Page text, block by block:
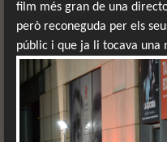
film més gran de una
però reconeguda per els
públic i que ja li tocava una